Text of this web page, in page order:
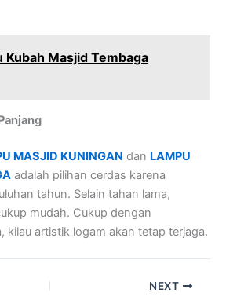
Kubah Masjid Tembaga
MASJID KUNINGAN dan LAMPU
adalah pilihan cerdas karena
tahun. Selain tahan lama,
mudah. Cukup dengan
kilau artistik logam akan tetap terjaga.
NEXT